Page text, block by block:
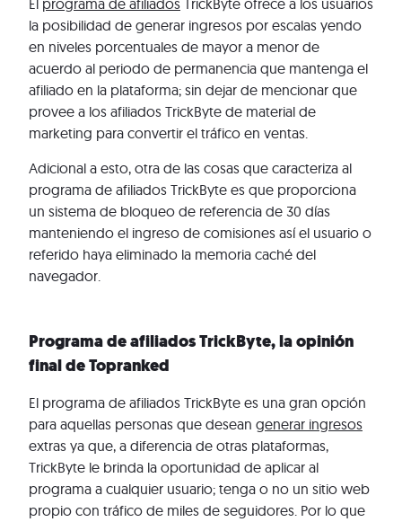
El programa de afiliados TrickByte ofrece a los usuarios
la posibilidad de generar ingresos por escalas yendo
en niveles porcentuales de mayor a menor de
acuerdo al periodo de permanencia que mantenga el
afiliado en la plataforma; sin dejar de mencionar que
provee a los afiliados TrickByte de material de
marketing para convertir el tráfico en ventas.
Adicional a esto, otra de las cosas que caracteriza al
programa de afiliados TrickByte es que proporciona
un sistema de bloqueo de referencia de 30 días
manteniendo el ingreso de comisiones así el usuario o
referido haya eliminado la memoria caché del
navegador.
Programa de afiliados TrickByte, la opinión
final de Topranked
El programa de afiliados TrickByte es una gran opción
para aquellas personas que desean generar ingresos
extras ya que, a diferencia de otras plataformas,
TrickByte le brinda la oportunidad de aplicar al
programa a cualquier usuario; tenga o no un sitio web
propio con tráfico de miles de seguidores. Por lo que